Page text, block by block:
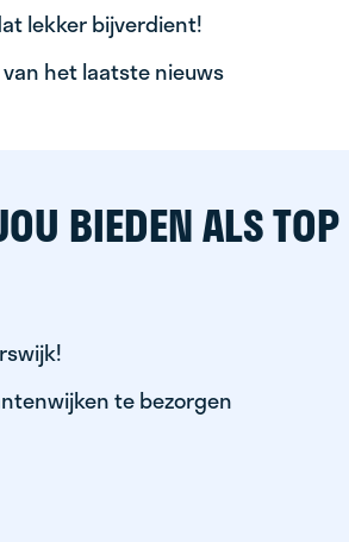
lekker bijverdient!
het laatste nieuws
BIEDEN ALS TOP
te bezorgen